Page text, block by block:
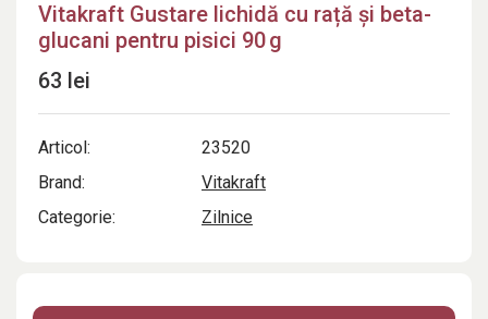
Vitakraft Gustare lichidă cu rață și beta-
glucani pentru pisici 90 g
63 lei
Articol:
23520
Brand:
Vitakraft
Categorie:
Zilnice